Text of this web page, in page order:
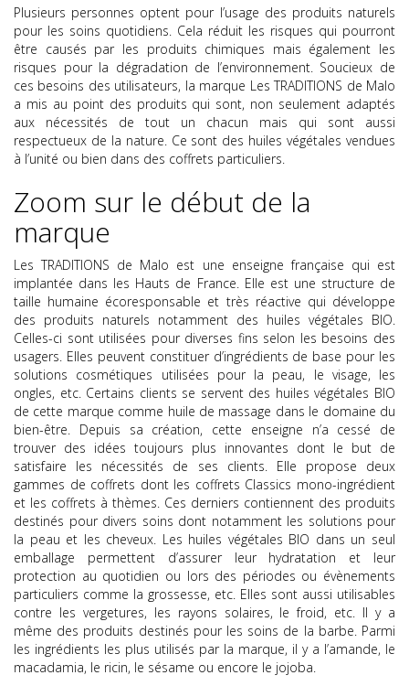
Plusieurs personnes optent pour l’usage des produits naturels
pour les soins quotidiens. Cela réduit les risques qui pourront
être causés par les produits chimiques mais également les
risques pour la dégradation de l’environnement. Soucieux de
ces besoins des utilisateurs, la marque Les TRADITIONS de Malo
a mis au point des produits qui sont, non seulement adaptés
aux nécessités de tout un chacun mais qui sont aussi
respectueux de la nature. Ce sont des huiles végétales vendues
à l’unité ou bien dans des coffrets particuliers.
Zoom sur le début de la
marque
Les TRADITIONS de Malo est une enseigne française qui est
implantée dans les Hauts de France. Elle est une structure de
taille humaine écoresponsable et très réactive qui développe
des produits naturels notamment des huiles végétales BIO.
Celles-ci sont utilisées pour diverses fins selon les besoins des
usagers. Elles peuvent constituer d’ingrédients de base pour les
solutions cosmétiques utilisées pour la peau, le visage, les
ongles, etc. Certains clients se servent des huilesvégétales BIO
de cette marque comme huile de massage dans le domaine du
bien-être. Depuis sa création, cette enseigne n’a cessé de
trouver des idées toujours plus innovantes dont le but de
satisfaire les nécessités de ses clients. Elle propose deux
gammes de coffrets dont les coffrets Classics mono-ingrédient
et les coffrets à thèmes. Ces derniers contiennent des produits
destinés pour divers soins dont notamment les solutions pour
la peau et les cheveux. Les huiles végétales BIO dans un seul
emballage permettent d’assurer leur hydratation et leur
protection au quotidien ou lors des périodes ou évènements
particuliers comme la grossesse, etc. Elles sont aussi utilisables
contre les vergetures, les rayons solaires, le froid, etc. Il y a
même des produits destinés pour les soins de la barbe. Parmi
les ingrédients les plus utilisés par la marque, il y a l’amande, le
macadamia, le ricin, le sésame ou encore le jojoba.